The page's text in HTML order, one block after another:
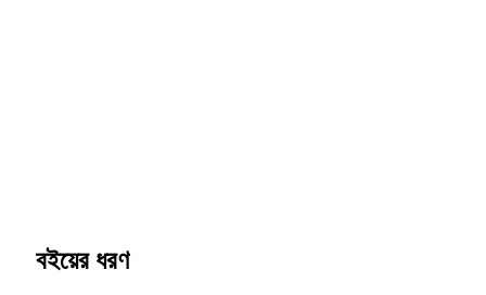
বইয়ের ধরণ